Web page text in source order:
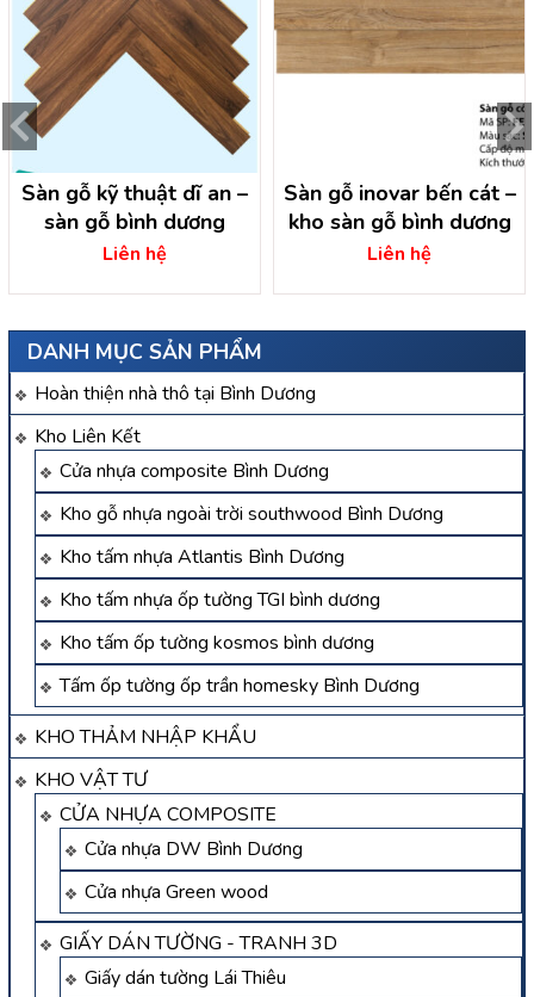
DANH MỤC SẢN PHẨM
Hoàn thiện nhà thô tại Bình Dương
Kho Liên Kết
Cửa nhựa composite Bình Dương
Kho gỗ nhựa ngoài trời southwood Bình Dương
Kho tấm nhựa Atlantis Bình Dương
Kho tấm nhựa ốp tường TGI bình dương
Kho tấm ốp tường kosmos bình dương
Tấm ốp tường ốp trần homesky Bình Dương
KHO THẢM NHẬP KHẨU
KHO VẬT TƯ
CỬA NHỰA COMPOSITE
Cửa nhựa DW Bình Dương
Cửa nhựa Green wood
GIẤY DÁN TƯỜNG - TRANH 3D
Giấy dán tường Lái Thiêu
Sàn gỗ kỹ thuật dĩ an –
sàn gỗ bình dương
Liên hệ
Sàn gỗ inovar bến cát –
kho sàn gỗ bình dương
Liên hệ